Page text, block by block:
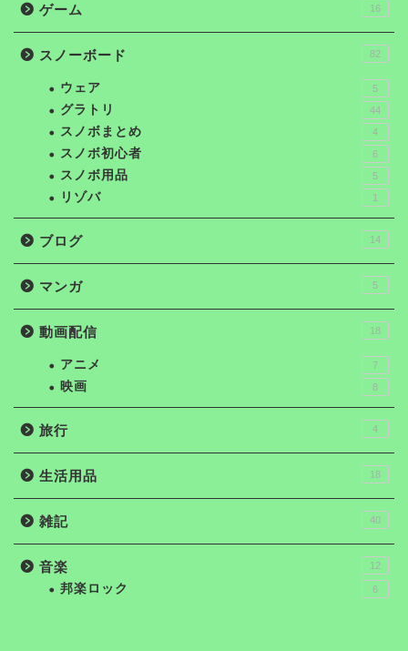
ゲーム 16
スノーボード 82
ウェア 5
グラトリ 44
スノボまとめ 4
スノボ初心者 6
スノボ用品 5
リゾバ 1
ブログ 14
マンガ 5
動画配信 18
アニメ 7
映画 8
旅行 4
生活用品 18
雑記 40
音楽 12
邦楽ロック 6